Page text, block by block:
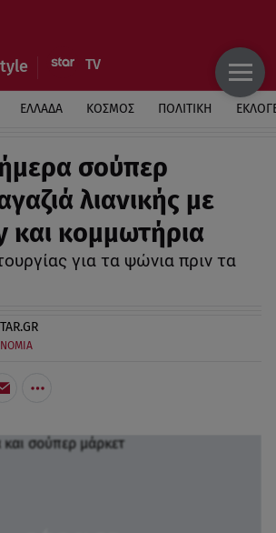
ΕΛΛΑΔΑ ΚΟΣΜΟΣ ΠΟΛΙΤΙΚΗ
σούπερ
λιανικής με
και κομμωτήρια
για τα ψώνια πριν τα